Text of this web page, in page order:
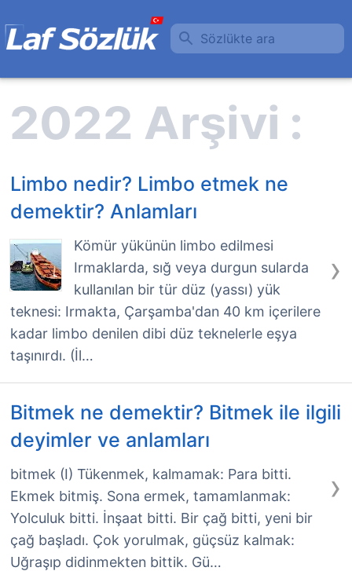
Sözlükte ara
Limbo nedir? Limbo etmek ne
demektir? Anlamları
›
Kömür yükünün limbo edilmesi
Irmaklarda, sığ veya durgun sularda
kullanılan bir tür düz (yassı) yük
teknesi: Irmakta, Çarşamba'dan 40 km içerilere
kadar limbo denilen dibi düz teknelerle eşya
taşınırdı. (İl…
Bitmek ne demektir? Bitmek ile ilgili
deyimler ve anlamları
›
bitmek (I) Tükenmek, kalmamak: Para bitti.
Ekmek bitmiş. Sona ermek, tamamlanmak:
Yolculuk bitti. İnşaat bitti. Bir çağ bitti, yeni bir
çağ başladı. Çok yorulmak, güçsüz kalmak:
Uğraşıp didinmekten bittik. Gü…